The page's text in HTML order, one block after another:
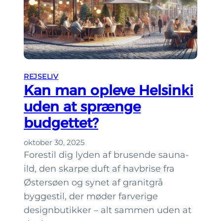
d
f
o
r
s
l
o
r
e
j
s
e
n
d
e
REJSELIV
Kan man opleve Helsinki
uden at sprænge
budgettet?
oktober 30, 2025
Forestil dig lyden af brusende sauna-
ild, den skarpe duft af havbrise fra
Østersøen og synet af granitgrå
byggestil, der møder farverige
designbutikker – alt sammen uden at